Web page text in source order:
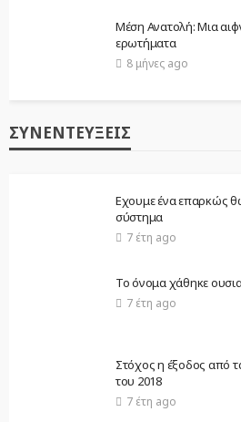
Μέση Ανατολή: Μια
ερωτήματα
8 μήνες ago
ΣΥΝΕΝΤΕΎΞΕΙΣ
Εχουμε ένα επαρκώς
σύστημα
7 έτη ago
Το όνομα χάθηκε
7 έτη ago
Στόχος η έξοδος από
του 2018
7 έτη ago